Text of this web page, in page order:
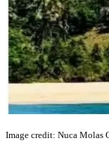
Image credit: Nuca Molas